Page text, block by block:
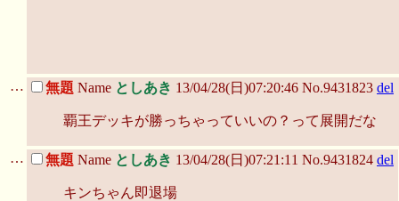
… 無題 Name としあき 13/04/28(日)07:20:46 No.9431823 del
覇王デッキが勝っちゃっていいの？って展開だな
… 無題 Name としあき 13/04/28(日)07:21:11 No.9431824 del
キンちゃん即退場